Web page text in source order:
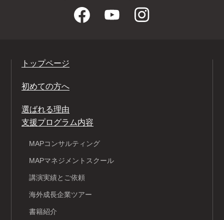
トップページ
初めての方へ
選ばれる理由
支援プログラム内容
MAPコンサルティング
MAPマネジメントスクール
講演実績とご依頼
海外成長企業ツアー
書籍紹介